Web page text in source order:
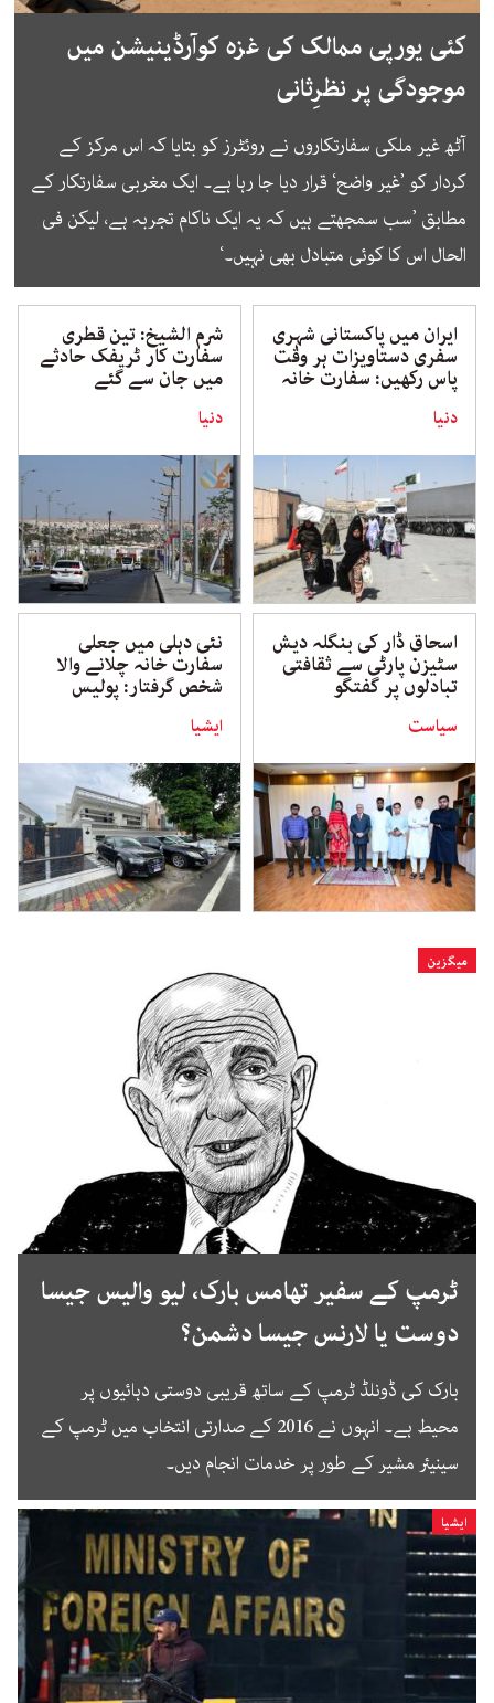
کئی یورپی ممالک کی غزہ کوآرڈینیشن میں
موجودگی پر نظرِثانی
آٹھ غیر ملکی سفارتکاروں نے روئٹرز کو بتایا کہ اس مرکز کے
کردار کو ’غیر واضح‘ قرار دیا جا رہا ہے۔ ایک مغربی سفارتکار کے
مطابق ’سب سمجھتے ہیں کہ یہ ایک ناکام تجربہ ہے، لیکن فی
الحال اس کا کوئی متبادل بھی نہیں۔‘
ایران میں پاکستانی شہری
سفری دستاویزات ہر وقت
پاس رکھیں: سفارت خانہ
دنیا
شرم الشیخ: تین قطری
سفارت کار ٹریفک حادثے
میں جان سے گئے
دنیا
اسحاق ڈار کی بنگلہ دیش
سٹیزن پارٹی سے ثقافتی
تبادلوں پر گفتگو
سیاست
نئی دہلی میں جعلی
سفارت خانہ چلانے والا
شخص گرفتار: پولیس
ایشیا
میگزین
ٹرمپ کے سفیر تھامس بارک، لیو والیس جیسا
دوست یا لارنس جیسا دشمن؟
بارک کی ڈونلڈ ٹرمپ کے ساتھ قریبی دوستی دہائیوں پر
محیط ہے۔ انہوں نے 2016 کے صدارتی انتخاب میں ٹرمپ کے
سینیئر مشیر کے طور پر خدمات انجام دیں۔
ایشیا